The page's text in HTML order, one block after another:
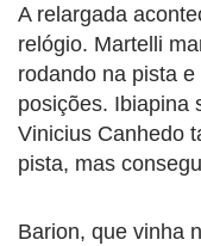
A relargada
relógio. Martelli
rodando na pista
posições. Ibiapina
Vinicius Canhedo
pista, mas
Barion, que vinha